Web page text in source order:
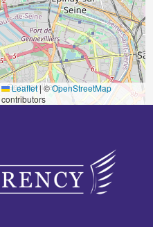
Leaflet|©OpenStreetMap
contributors